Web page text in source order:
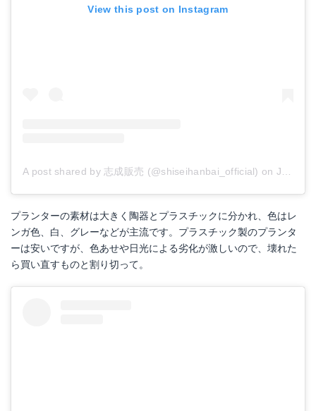
View this post on Instagram
A post shared by 志成販売 (@shiseihanbai_official) onJul 17, 2018 at 7:48pm PDT
プランターの素材は大きく陶器とプラスチックに分かれ、色はレ
ンガ色、白、グレーなどが主流です。プラスチック製のプランタ
ーは安いですが、色あせや日光による劣化が激しいので、壊れた
ら買い直すものと割り切って。